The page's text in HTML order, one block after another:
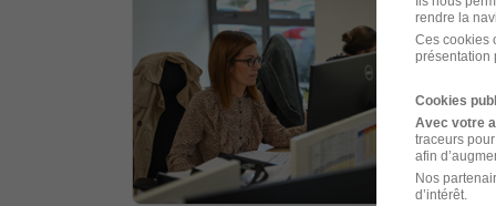
il y a
rendre la
Ces cookies
présentation
Cookies
Avec votre
traceurs
afin
Nos
d’intérêt.